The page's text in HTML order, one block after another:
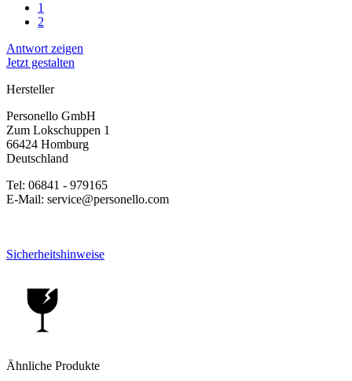
1
2
Antwort zeigen
Jetzt gestalten
Hersteller
Personello GmbH
Zum Lokschuppen 1
66424 Homburg
Deutschland
Tel: 06841 - 979165
E-Mail: service@personello.com
Sicherheitshinweise
Ähnliche Produkte